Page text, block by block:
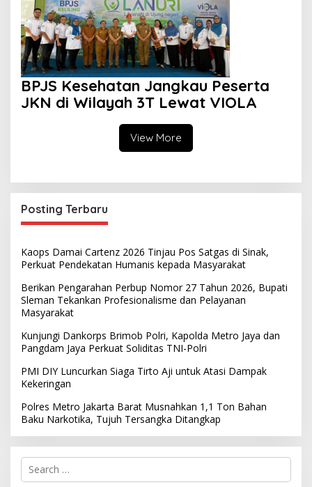
BPJS Kesehatan Jangkau Peserta
JKN di Wilayah 3T Lewat VIOLA
View More
Posting Terbaru
Kaops Damai Cartenz 2026 Tinjau Pos Satgas di Sinak,
Perkuat Pendekatan Humanis kepada Masyarakat
Berikan Pengarahan Perbup Nomor 27 Tahun 2026, Bupati
Sleman Tekankan Profesionalisme dan Pelayanan
Masyarakat
Kunjungi Dankorps Brimob Polri, Kapolda Metro Jaya dan
Pangdam Jaya Perkuat Soliditas TNI-Polri
PMI DIY Luncurkan Siaga Tirto Aji untuk Atasi Dampak
Kekeringan
Polres Metro Jakarta Barat Musnahkan 1,1 Ton Bahan
Baku Narkotika, Tujuh Tersangka Ditangkap
S